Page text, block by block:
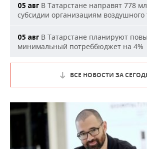
05 авг В Татарстане направят 778
субсидии организациям воздушного
05 авг В Татарстане планируют
минимальный потреббюджет на 4%
ВСЕ НОВОСТИ ЗА